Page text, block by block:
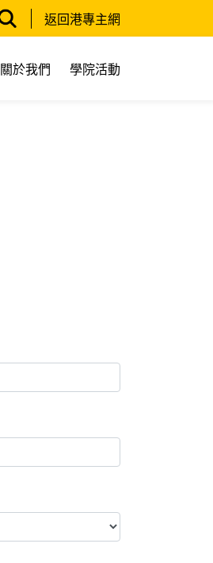
返回港專主網
關於我們 學院活動